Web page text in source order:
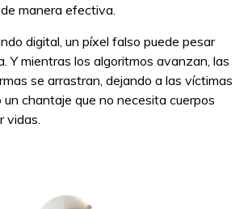
manera efectiva.
digital, un píxel falso puede pesar
Y mientras los algoritmos avanzan, las
se arrastran, dejando a las víctimas
chantaje que no necesita cuerpos
vidas.